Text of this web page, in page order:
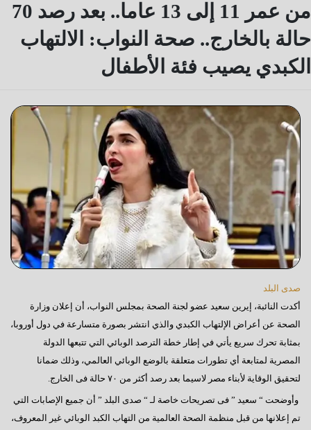
من عمر 11 إلى 13 عاما.. بعد رصد 70
حالة بالخارج.. صحة النواب: الالتهاب
الكبدي يصيب فئة الأطفال
صدى البلد
أكدت النائبة، إيرين سعيد عضو لجنة الصحة بمجلس النواب، أن إعلان وزارة
الصحة عن أعراض الإلتهاب الكبدي والذي انتشر بصورة متسارعة في دول أوروبا،
بمثابة تحرك سريع يأتي في إطار خطة الترصد الوبائي التي تتبعها الدولة
المصرية لمتابعة أي تطورات متعلقة بالوضع الوبائي العالمي، وذلك ضمانا
لتحقيق الوقاية لأبناء مصر لاسيما بعد رصد أكثر من ٧٠ حالة فى الخارج.
وأوضحت “ سعيد ” فى تصريحات خاصة لـ “ صدى البلد ” أن جميع الإصابات التي
تم إعلانها من قبل منظمة الصحة العالمية من التهاب الكبد الوبائي غير المعروف،